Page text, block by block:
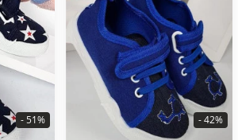
- 51% - 42%